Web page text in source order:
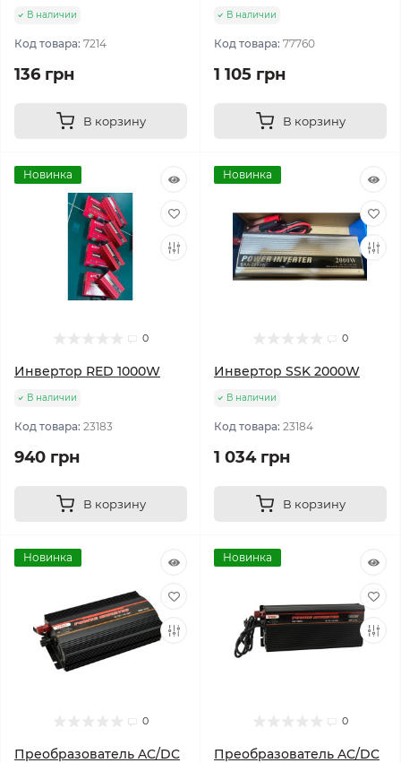
В наличии
Код товара: 7214
136 грн
В корзину
В наличии
Код товара: 77760
1 105 грн
В корзину
Новинка
0
Инвертор RED 1000W
В наличии
Код товара: 23183
940 грн
В корзину
Новинка
0
Инвертор SSK 2000W
В наличии
Код товара: 23184
1 034 грн
В корзину
Новинка
0
Преобразователь AC/DC
Новинка
0
Преобразователь AC/DC